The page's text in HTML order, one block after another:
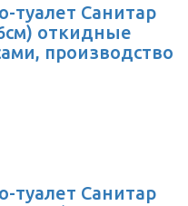
туалет Санитар
откидные
производство
туалет Санитар